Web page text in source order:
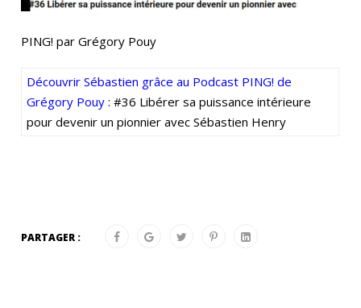
PING! par Grégory Pouy
Découvrir Sébastien grâce au Podcast PING! de
Grégory Pouy : #36 Libérer sa puissance intérieure
pour devenir un pionnier avec Sébastien Henry
PARTAGER :